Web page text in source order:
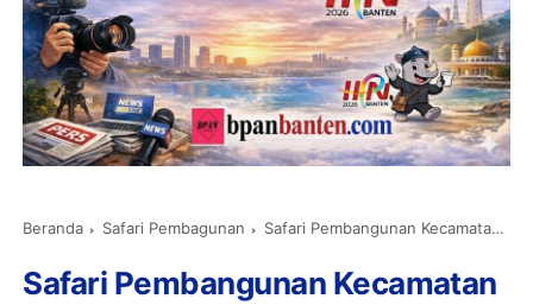
Beranda Safari Pembagunan Safari Pembangunan Kecamatan Cibodas, Peresmian Griya Harmoni Warga Wujud Representasi Rumah Bersama Indonesia
Safari Pembangunan Kecamatan